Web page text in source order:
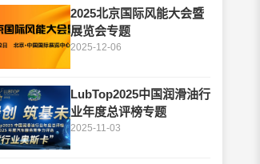
2025北京国际风能大会暨
展览会专题
2025-12-06
LubTop2025中国润滑油行
业年度总评榜专题
2025-11-03